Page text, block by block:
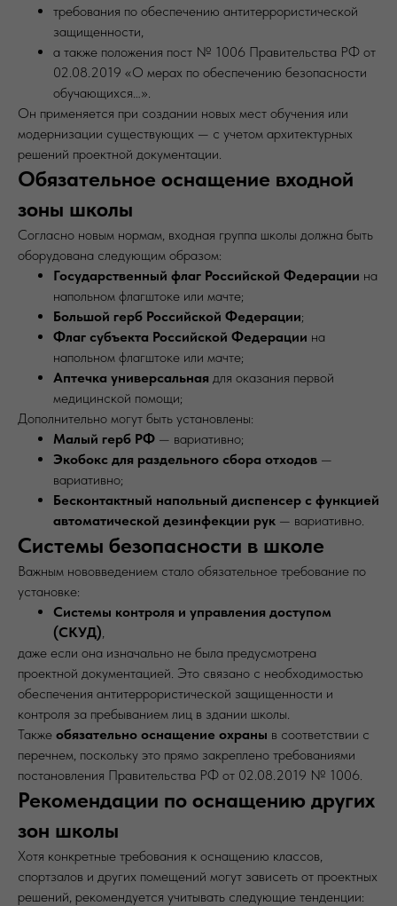
требования по обеспечению антитеррористической
защищенности,
а также положения пост № 1006 Правительства РФ от
02.08.2019 «О мерах по обеспечению безопасности
обучающихся…».
Он применяется при создании новых мест обучения или
модернизации существующих — с учетом архитектурных
решений проектной документации.
Обязательное оснащение входной
зоны школы
Согласно новым нормам, входная группа школы должна быть
оборудована следующим образом:
Государственный флаг Российской Федерации на
напольном флагштоке или мачте;
Большой герб Российской Федерации;
Флаг субъекта Российской Федерации на
напольном флагштоке или мачте;
Аптечка универсальная для оказания первой
медицинской помощи;
Дополнительно могут быть установлены:
Малый герб РФ — вариативно;
Экобокс для раздельного сбора отходов —
вариативно;
Бесконтактный напольный диспенсер с функцией
автоматической дезинфекции рук — вариативно.
Системы безопасности в школе
Важным нововведением стало обязательное требование по
установке:
Системы контроля и управления доступом
(СКУД),
даже если она изначально не была предусмотрена
проектной документацией. Это связано с необходимостью
обеспечения антитеррористической защищенности и
контроля за пребыванием лиц в здании школы.
Также обязательно оснащение охраны в соответствии с
перечнем, поскольку это прямо закреплено требованиями
постановления Правительства РФ от 02.08.2019 № 1006.
Рекомендации по оснащению других
зон школы
Хотя конкретные требования к оснащению классов,
спортзалов и других помещений могут зависеть от проектных
решений, рекомендуется учитывать следующие тенденции: